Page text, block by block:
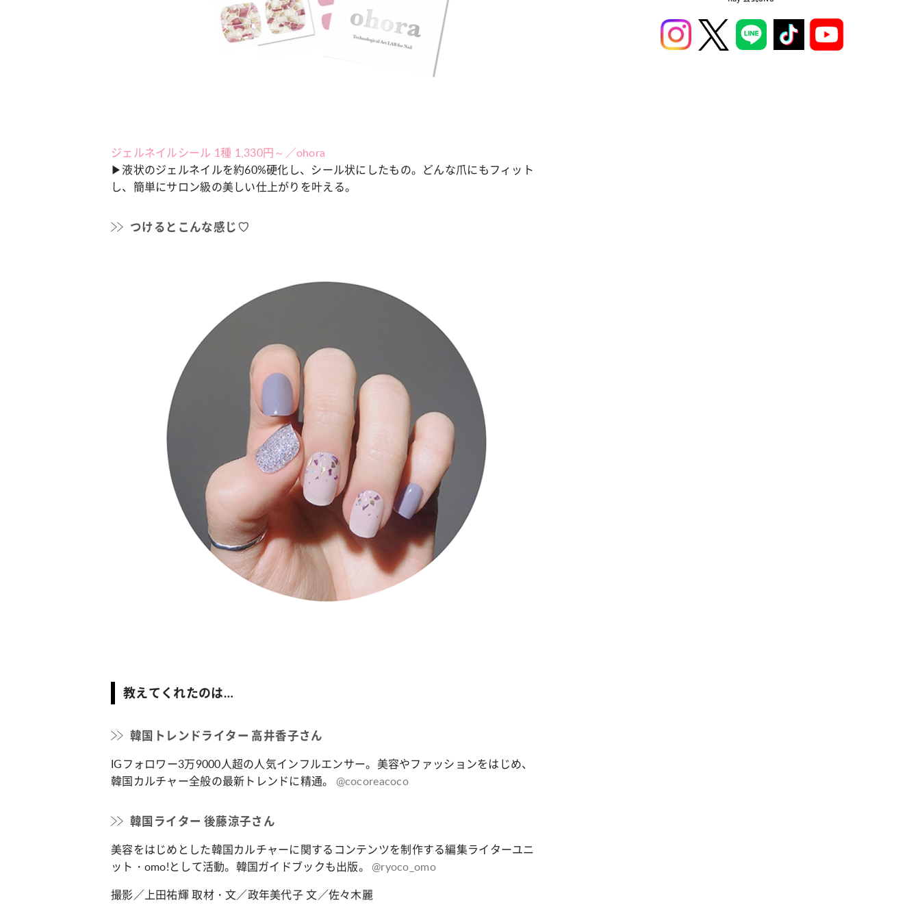
ジェルネイルシール 1種 1,330円～／ohora
▶液状のジェルネイルを約60%硬化し、シール状にしたもの。どんな爪にもフィット
し、簡単にサロン級の美しい仕上がりを叶える。
つけるとこんな感じ♡
教えてくれたのは…
韓国トレンドライター 高井香子さん
IGフォロワー3万9000人超の人気インフルエンサー。美容やファッションをはじめ、
韓国カルチャー全般の最新トレンドに精通。
@cocoreacoco
韓国ライター 後藤涼子さん
美容をはじめとした韓国カルチャーに関するコンテンツを制作する編集ライターユニ
ット・omo!として活動。韓国ガイドブックも出版。
@ryoco_omo
撮影／上田祐輝 取材・文／政年美代子 文／佐々木麗